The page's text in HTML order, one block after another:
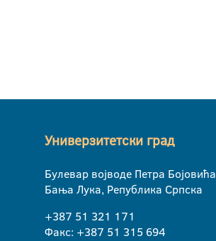
Универзитетски град
Булевар војводе Петра Бојовића
Бања Лука, Република Српска
+387 51 321 171
Факс: +387 51 315 694